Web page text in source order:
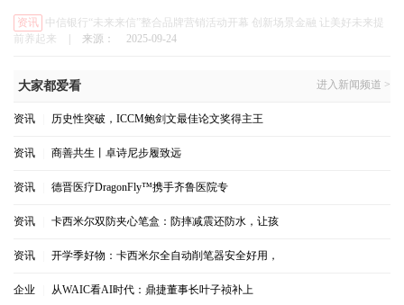
资讯 中信银行“未来来信”整合品牌营销活动开幕 创新场景金融 让美好未来提
前养起来
来源： 2025-09-24
大家都爱看 进入新闻频道 >
资讯 历史性突破，ICCM鲍剑文最佳论文奖得主王
资讯 商善共生丨卓诗尼步履致远
资讯 德晋医疗DragonFly™携手齐鲁医院专
资讯 卡西米尔双防夹心笔盒：防摔减震还防水，让孩
资讯 开学季好物：卡西米尔全自动削笔器安全好用，
企业 从WAIC看AI时代：鼎捷董事长叶子祯补上